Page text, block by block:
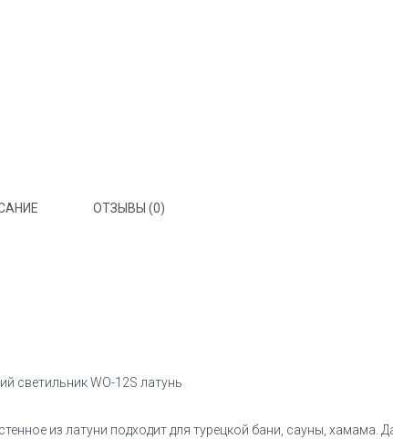
ОТЗЫВЫ (0)
светильник WO-12S латунь
из латуни подходит для турецкой бани, сауны,